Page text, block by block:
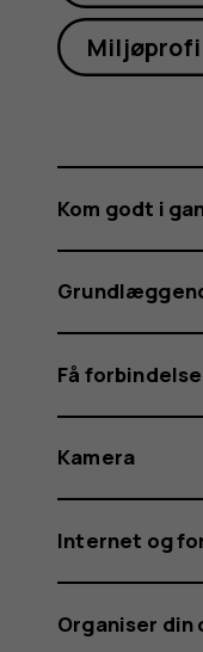
Kom godt i
Få
Kamera
Internet og
Organiser din